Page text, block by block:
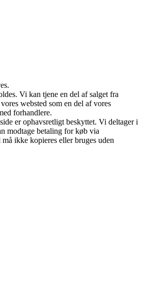
Vi kan tjene en del af salget fra
websted som en del af vores
forhandlere.
er ophavsretligt beskyttet. Vi deltager i
modtage betaling for køb via
ikke kopieres eller bruges uden